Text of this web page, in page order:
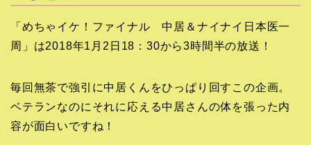
「めちゃイケ！ファイナル 中居＆ナイナイ日本医一
周」は2018年1月2日18：30から3時間半の放送！
毎回無茶で強引に中居くんをひっぱり回すこの企画。
ベテランなのにそれに応える中居さんの体を張った内
容が面白いですね！